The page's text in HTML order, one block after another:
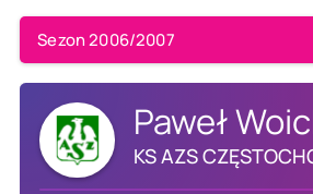
Sezon 2006/2007
Paweł
KS AZS